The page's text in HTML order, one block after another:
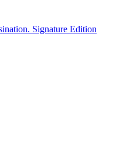
Signature Edition